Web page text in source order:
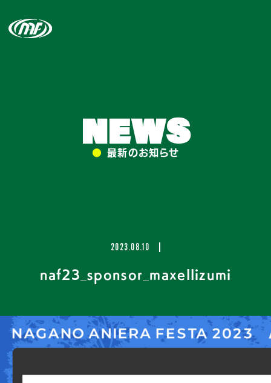
NEWS
● 最新のお知らせ
2023.08.10
naf23_sponsor_maxellizumi